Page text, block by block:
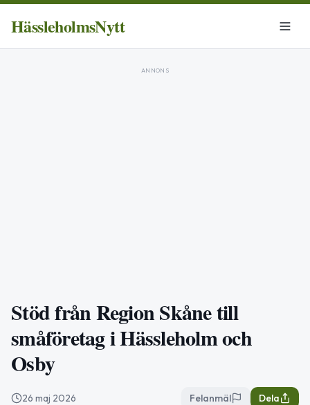
HässleholmsNytt
ANNONS
Stöd från Region Skåne till
småföretag i Hässleholm och
Osby
26 maj 2026 Felanmäl Dela